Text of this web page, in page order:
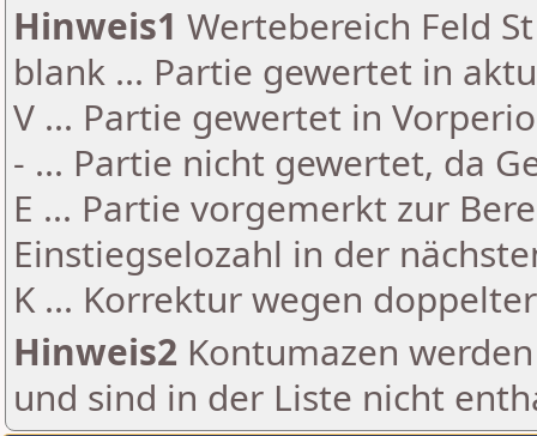
Hinweis1 Wertebereich Feld
blank ... Partie gewertet in
V ... Partie gewertet in
- ... Partie nicht gewertet, da
E ... Partie vorgemerkt zur
Einstiegselozahl in der
K ... Korrektur wegen
Hinweis2 Kontumazen
und sind in der Liste nicht